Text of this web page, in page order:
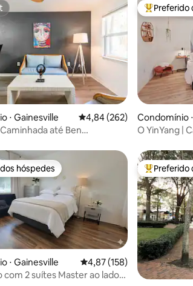
de 5, 148 avaliações
⋅ Gainesville 4,84 de uma avaliação
4,84 (262)
até Ben
Entre os
Preferido
Condomínio
O YinYang |
de 5, 116 avaliações
hóspedes
hóspedes
⋅ Gainesville 4,87 de uma avaliação
4,87 (158)
com 2 suítes Master ao lado
Entre os
Preferido